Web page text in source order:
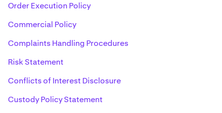
Order Execution Policy
Commercial Policy
Complaints Handling Procedures
Risk Statement
Conflicts of Interest Disclosure
Custody Policy Statement